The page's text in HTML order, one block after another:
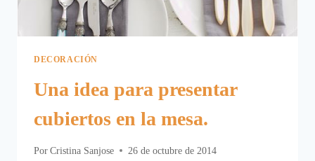
DECORACIÓN
Una idea para presentar
cubiertos en la mesa.
Por Cristina Sanjose 26 de octubre de 2014